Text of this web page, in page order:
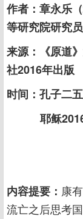
作者：章永乐
等研究院研究
来源：《原道
社2016年出版
时间：孔子二
耶稣2016
内容提要： 康
流亡之后思考